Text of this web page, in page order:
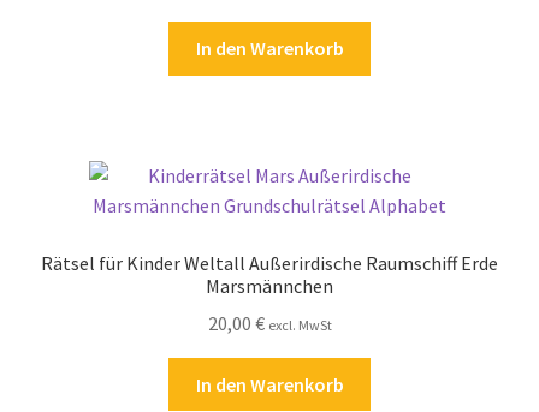
In den Warenkorb
Rätsel für Kinder Weltall Außerirdische Raumschiff Erde
Marsmännchen
20,00 € excl. MwSt
In den Warenkorb